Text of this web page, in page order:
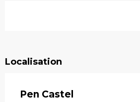
Localisation
Pen Castel